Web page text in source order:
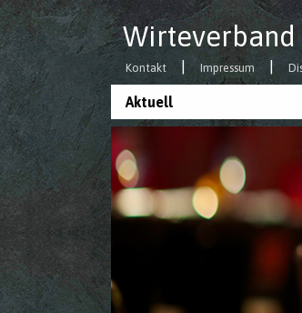
Wirteverband
Kontakt Impressum
Aktuell